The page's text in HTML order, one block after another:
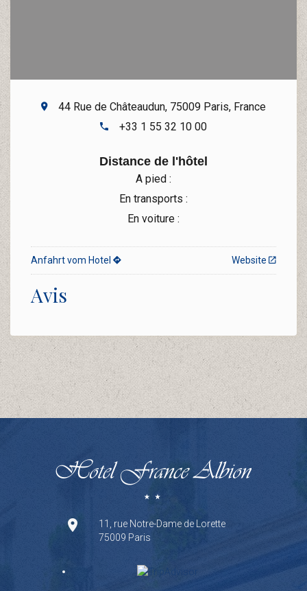
44 Rue de Châteaudun, 75009 Paris, France
+33 1 55 32 10 00
Distance de l'hôtel
A pied :
En transports :
En voiture :
Website
Anfahrt vom Hotel
Avis
11, rue Notre-Dame de Lorette
75009 Paris